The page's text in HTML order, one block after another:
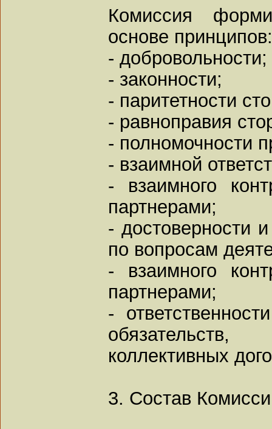
Комиссия
основе принципов:
- добровольности;
- законности;
- паритетности
- равноправия
- полномочности
- взаимной
- взаимного
партнерами;
- достоверности
по вопросам
- взаимного
партнерами;
-
коллективных
3. Состав